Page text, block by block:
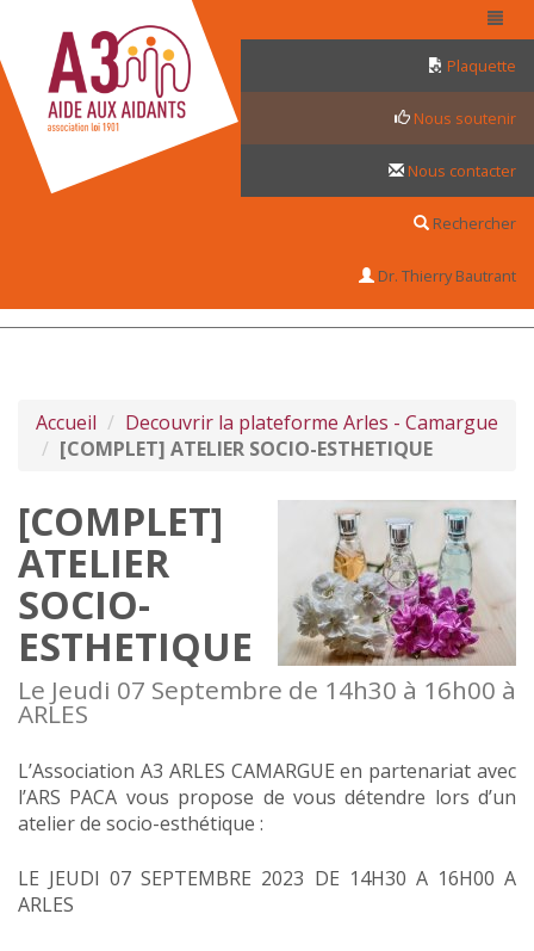
Plaquette
Nous soutenir
Nous contacter
Rechercher
Dr. Thierry Bautrant
Accueil
Decouvrir la plateforme Arles - Camargue
[COMPLET] ATELIER SOCIO-ESTHETIQUE
[COMPLET]
ATELIER
SOCIO-
ESTHETIQUE
Le Jeudi 07 Septembre de 14h30 à 16h00 à
ARLES
L’Association A3 ARLES CAMARGUE en partenariat avec
l’ARS PACA vous propose de vous détendre lors d’un
atelier de socio-esthétique :
LE JEUDI 07 SEPTEMBRE 2023 DE 14H30 A 16H00 A
ARLES
Panneau de gestion des cookies